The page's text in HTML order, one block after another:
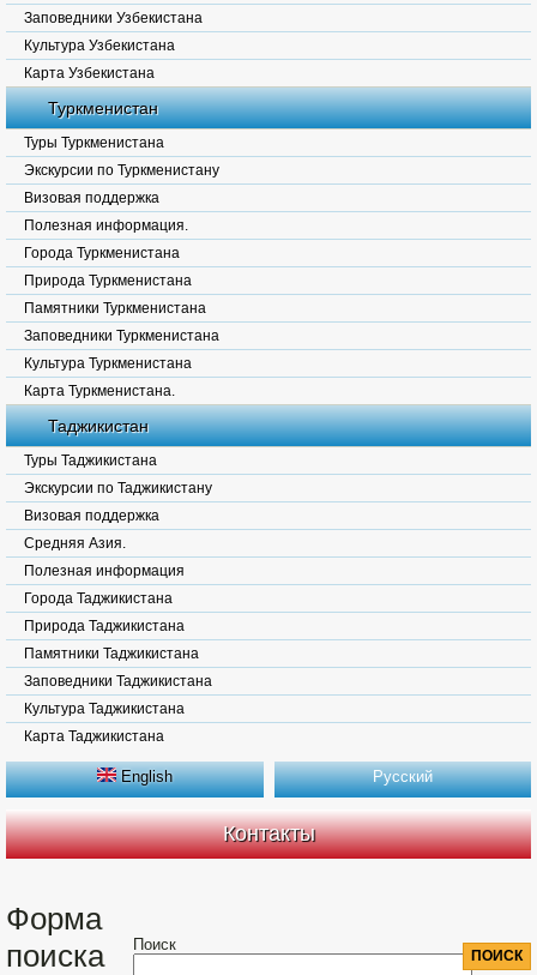
Заповедники Узбекистана
Культура Узбекистана
Карта Узбекистана
Туркменистан
Туры Туркменистана
Экскурсии по Туркменистану
Визовая поддержка
Полезная информация.
Города Туркменистана
Природа Туркменистана
Памятники Туркменистана
Заповедники Туркменистана
Культура Туркменистана
Карта Туркменистана.
Таджикистан
Туры Таджикистана
Экскурсии по Таджикистану
Визовая поддержка
Средняя Азия.
Полезная информация
Города Таджикистана
Природа Таджикистана
Памятники Таджикистана
Заповедники Таджикистана
Культура Таджикистана
Карта Таджикистана
English Русский
Контакты
Форма
поиска
Поиск